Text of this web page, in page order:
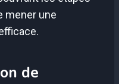
mener une
de